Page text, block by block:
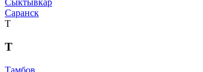
Сыктывкар
Саранск
Т
Т
Тамбов